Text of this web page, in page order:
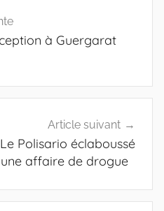
à Guergarat
Article suivant
Polisario éclaboussé
affaire de drogue